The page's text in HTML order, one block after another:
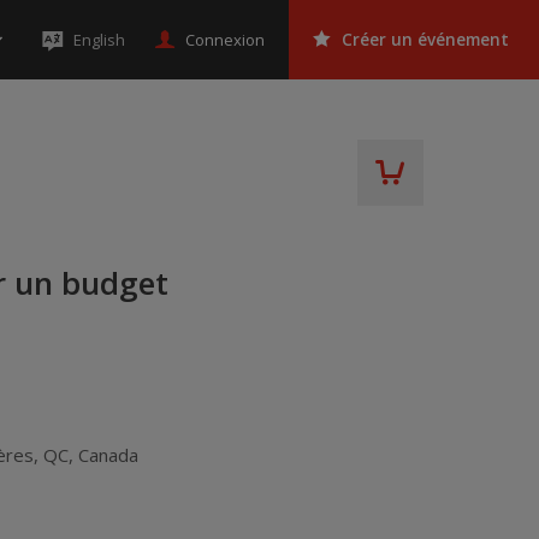
English Connexion Créer un événement
un budget
, QC, Canada